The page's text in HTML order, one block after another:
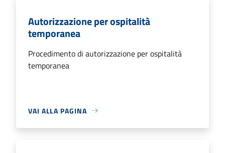
Autorizzazione per ospitalità
temporanea
Procedimento di autorizzazione per ospitalità
temporanea
VAI ALLA PAGINA